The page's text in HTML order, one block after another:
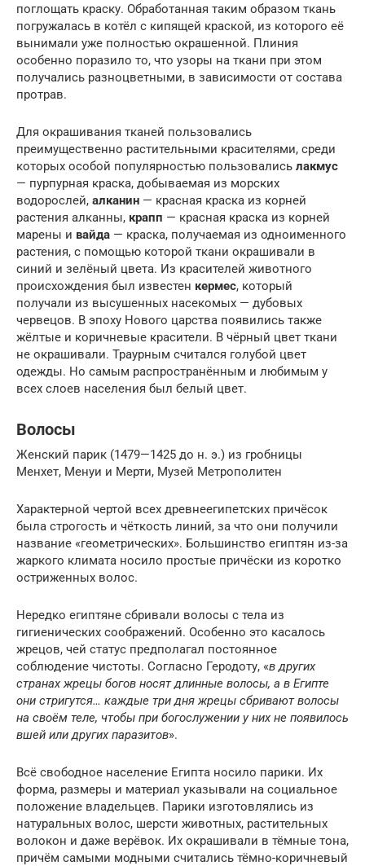
поглощать краску. Обработанная таким образом ткань
погружалась в котёл с кипящей краской, из которого её
вынимали уже полностью окрашенной. Плиния
особенно поразило то, что узоры на ткани при этом
получались разноцветными, в зависимости от состава
протрав.
Для окрашивания тканей пользовались
преимущественно растительными красителями, среди
которых особой популярностью пользовались лакмус
— пурпурная краска, добываемая из морских
водорослей, алканин — красная краска из корней
растения алканны, крапп — красная краска из корней
марены и вайда — краска, получаемая из одноименного
растения, с помощью которой ткани окрашивали в
синий и зелёный цвета. Из красителей животного
происхождения был известен кермес, который
получали из высушенных насекомых — дубовых
червецов. В эпоху Нового царства появились также
жёлтые и коричневые красители. В чёрный цвет ткани
не окрашивали. Траурным считался голубой цвет
одежды. Но самым распространённым и любимым у
всех слоев населения был белый цвет.
Волосы
Женский парик (1479—1425 до н. э.) из гробницы
Менхет, Менуи и Мерти, Музей Метрополитен
Характерной чертой всех древнеегипетских причёсок
была строгость и чёткость линий, за что они получили
название «геометрических». Большинство египтян из-за
жаркого климата носило простые причёски из коротко
остриженных волос.
Нередко египтяне сбривали волосы с тела из
гигиенических соображений. Особенно это касалось
жрецов, чей статус предполагал постоянное
соблюдение чистоты. Согласно Геродоту, «в других
странах жрецы богов носят длинные волосы, а в Египте
они стригутся… каждые три дня жрецы сбривают волосы
на своём теле, чтобы при богослужении у них не появилось
вшей или других паразитов».
Всё свободное население Египта носило парики. Их
форма, размеры и материал указывали на социальное
положение владельцев. Парики изготовлялись из
натуральных волос, шерсти животных, растительных
волокон и даже верёвок. Их окрашивали в тёмные тона,
причём самыми модными считались тёмно-коричневый